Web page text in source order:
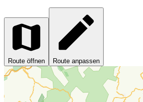
Route öffnen Route anpassen